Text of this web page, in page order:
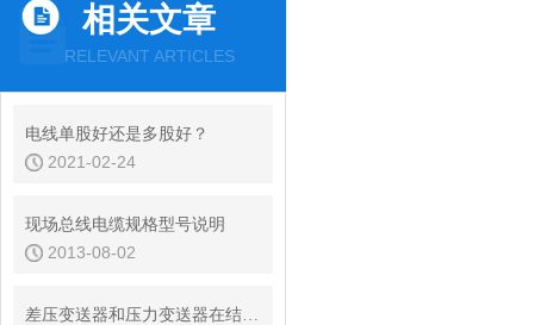
相关文章
RELEVANT ARTICLES
电线单股好还是多股好？
2021-02-24
现场总线电缆规格型号说明
2013-08-02
差压变送器和压力变送器在结构和安装、选型上有什么区别